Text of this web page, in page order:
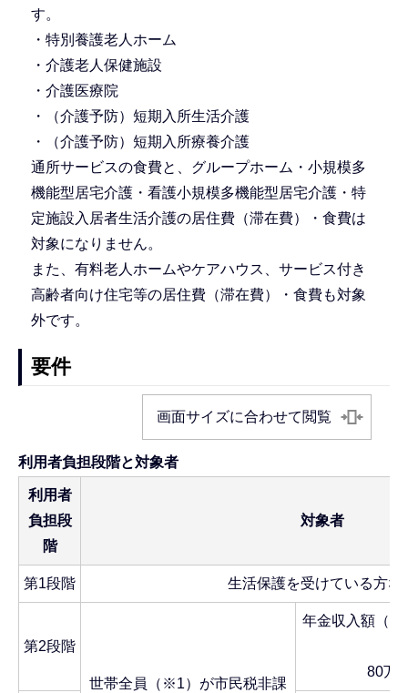
す。
・特別養護老人ホーム
・介護老人保健施設
・介護医療院
・（介護予防）短期入所生活介護
・（介護予防）短期入所療養介護
通所サービスの食費と、グループホーム・小規模多
機能型居宅介護・看護小規模多機能型居宅介護・特
定施設入居者生活介護の居住費（滞在費）・食費は
対象になりません。
また、有料老人ホームやケアハウス、サービス付き
高齢者向け住宅等の居住費（滞在費）・食費も対象
外です。
要件
画面サイズに合わせて閲覧
利用者負担段階と対象者
利用者
負担段
階
対象者
第1段階 生活保護を受けている方な
第2段階
世帯全員（※1）が市民税非課
年金収入額（
80万